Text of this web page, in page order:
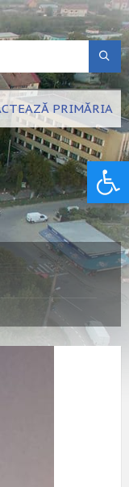
PRIMĂRIA
Deschide bara de unelte